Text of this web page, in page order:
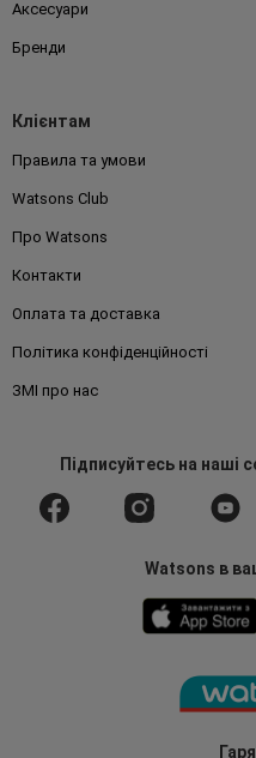
Аксесуари
Бренди
Клієнтам
Правила та умови
Watsons Club
Про Watsons
Контакти
Оплата та доставка
Політика конфіденційності
ЗМІ про нас
Підписуйтесьна наші
Watsons в